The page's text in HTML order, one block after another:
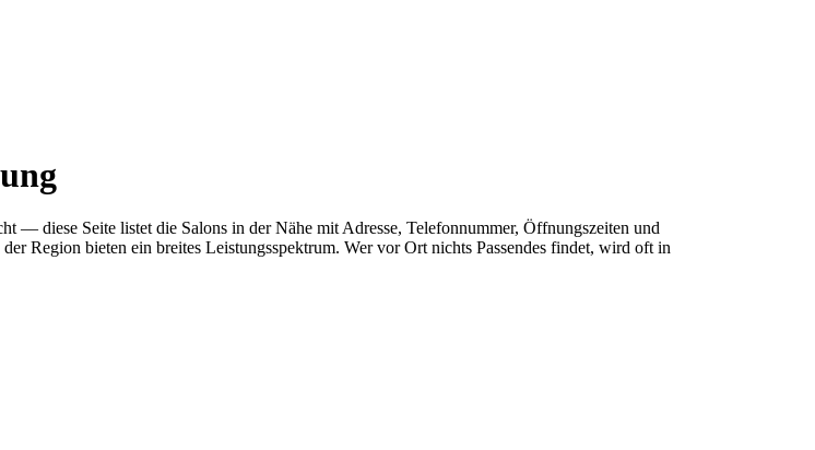
— diese Seite listet die Salons in der Nähe mit Adresse, Telefonnummer, Öffnungszeiten und
Region bieten ein breites Leistungsspektrum. Wer vor Ort nichts Passendes findet, wird oft in